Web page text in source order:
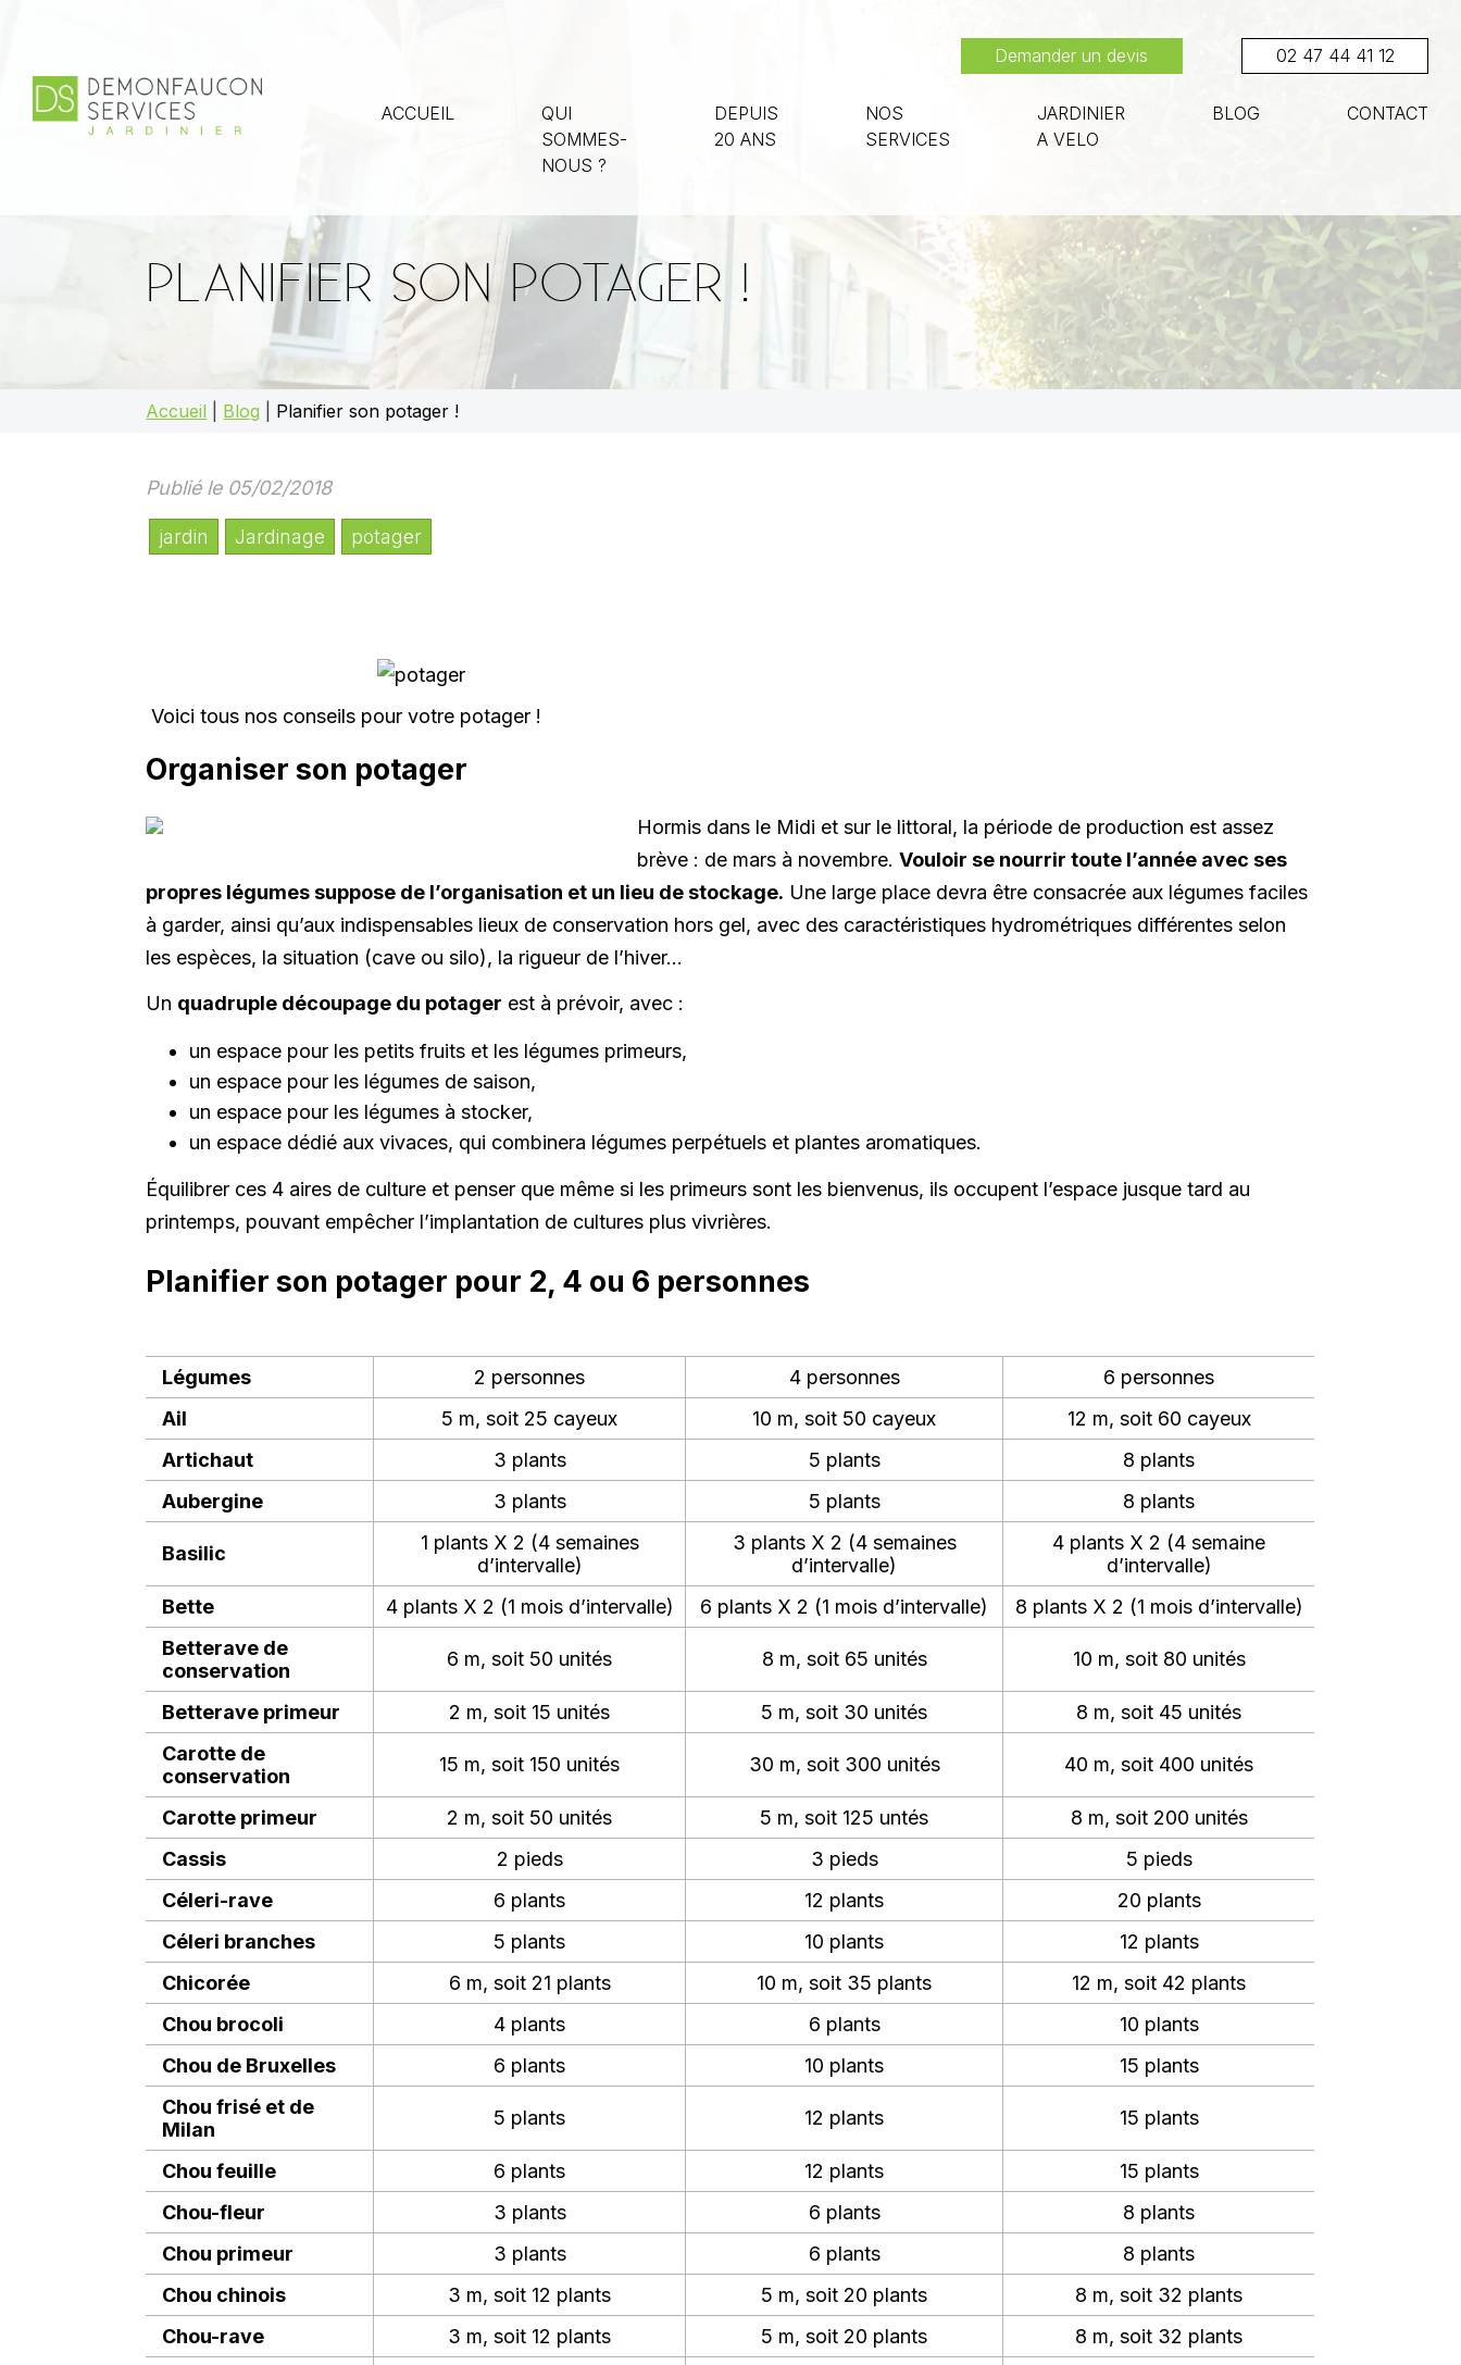
Demander un devis 02 47 44 41 12
ACCUEIL
QUI
SOMMES-
NOUS ?
DEPUIS
20 ANS
NOS
SERVICES
JARDINIER
A VELO
BLOG CONTACT
PLANIFIER SON POTAGER !
Accueil Blog Planifier son potager !
Publié le 05/02/2018
jardin Jardinage potager
Voici tous nos conseils pour votre potager !
Organiser son potager
Hormis dans le Midi et sur le littoral, la période de production est assez
brève : de mars à novembre.Vouloir se nourrir toute l’année avec ses
propres légumes suppose de l’organisation et un lieu de stockage. Une large place devra être consacrée aux légumes faciles
à garder, ainsi qu’aux indispensables lieux de conservation hors gel, avec des caractéristiques hydrométriques différentes selon
les espèces, la situation (cave ou silo), la rigueur de l’hiver…
Un quadruple découpage du potager est à prévoir, avec :
un espace pour les petits fruits et les légumes primeurs,
un espace pour les légumes de saison,
un espace pour les légumes à stocker,
un espace dédié aux vivaces, qui combinera légumes perpétuels et plantes aromatiques.
Équilibrer ces 4 aires de culture et penser que même si les primeurs sont les bienvenus, ils occupent l’espace jusque tard au
printemps, pouvant empêcher l’implantation de cultures plus vivrières.
Planifier son potager pour 2, 4 ou 6 personnes
Légumes 2 personnes 4 personnes
6 personnes
Ail
5 m, soit 25 cayeux 10 m, soit 50 cayeux
12 m, soit 60 cayeux
Artichaut
3 plants 5 plants
8 plants
Aubergine
3 plants 5 plants 8 plants
Basilic
1 plants X 2 (4 semaines
d’intervalle)
3 plants X 2 (4 semaines
d’intervalle)
4 plants X 2 (4 semaine
d’intervalle)
Bette
4 plants X 2 (1 mois d’intervalle) 6 plants X 2 (1 mois d’intervalle)
8 plants X 2 (1 mois d’intervalle)
Betterave de
conservation
6 m, soit 50 unités 8 m, soit 65 unités 10 m, soit 80 unités
Betterave primeur 2 m, soit 15 unités 5 m, soit 30 unités
8 m, soit 45 unités
Carotte de
conservation
15 m, soit 150 unités 30 m, soit 300 unités 40 m, soit 400 unités
Carotte primeur 2 m, soit 50 unités 5 m, soit 125 untés
8 m, soit 200 unités
Cassis
2 pieds 3 pieds
5 pieds
Céleri-rave
6 plants 12 plants
20 plants
Céleri branches
5 plants 10 plants
12 plants
Chicorée
6 m, soit 21 plants 10 m, soit 35 plants
12 m, soit 42 plants
Chou brocoli
4 plants 6 plants
10 plants
Chou de Bruxelles
6 plants 10 plants
15 plants
Chou frisé et de
Milan
5 plants 12 plants 15 plants
Chou feuille 6 plants 12 plants
15 plants
Chou-fleur
3 plants 6 plants
8 plants
Chou primeur
3 plants 6 plants
8 plants
Chou chinois
3 m, soit 12 plants 5 m, soit 20 plants
8 m, soit 32 plants
Chou-rave
3 m, soit 12 plants 5 m, soit 20 plants 8 m, soit 32 plants